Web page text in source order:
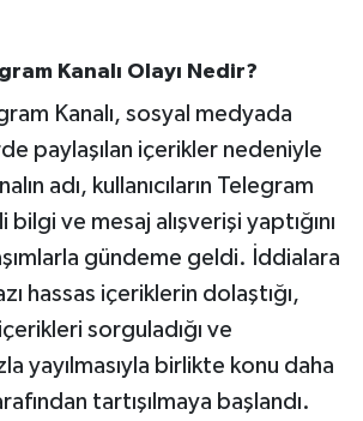
Kanalı Olayı Nedir?
Kanalı, sosyal medyada
paylaşılan içerikler nedeniyle
adı, kullanıcıların Telegram
ve mesaj alışverişi yaptığını
gündeme geldi. İddialara
hassas içeriklerin dolaştığı,
içerikleri sorguladığı ve
yayılmasıyla birlikte konu daha
tartışılmaya başlandı.